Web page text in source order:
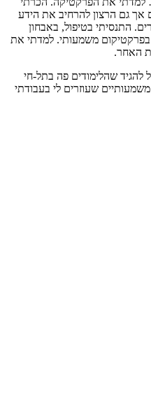
גם הרצון להרחיב את הידע
התנסיתי בטיפול, באבחון
בפרקטיקום משמעותי. למדתי את
האחר.
להגיד שהלימודים פה בתל-חי
שעוזרים לי בעבודתי